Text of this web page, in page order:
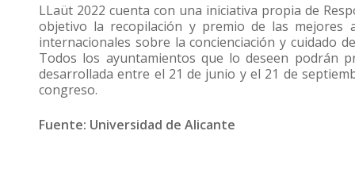
LLaüt 2022 cuenta con una iniciativa propia de
objetivo la recopilación y premio de las mejores
internacionales sobre la concienciación y cuidado
Todos los ayuntamientos que lo deseen podrán
desarrollada entre el 21 de junio y el 21 de
congreso.
Fuente: Universidad de Alicante